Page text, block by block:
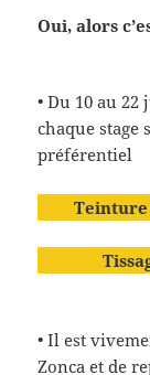
Oui, alors
• Du 10 au
chaque stage
préférentiel
Teinture
• Il est
Zonca et de